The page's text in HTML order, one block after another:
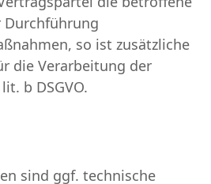
Durchführung
so ist zusätzliche
die Verarbeitung der
b DSGVO.
sind ggf. technische